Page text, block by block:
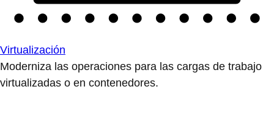
Virtualización
Moderniza las operaciones para las cargas de trabajo
virtualizadas o en contenedores.